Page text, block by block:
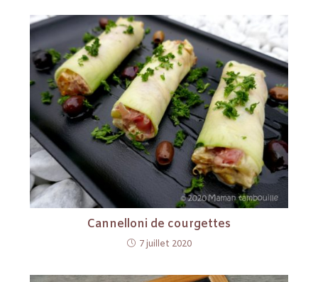
Cannelloni de courgettes
7 juillet 2020